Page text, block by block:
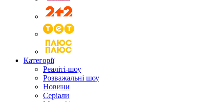
Категорії
Реаліті-шоу
Розважальні шоу
Новини
Серіали